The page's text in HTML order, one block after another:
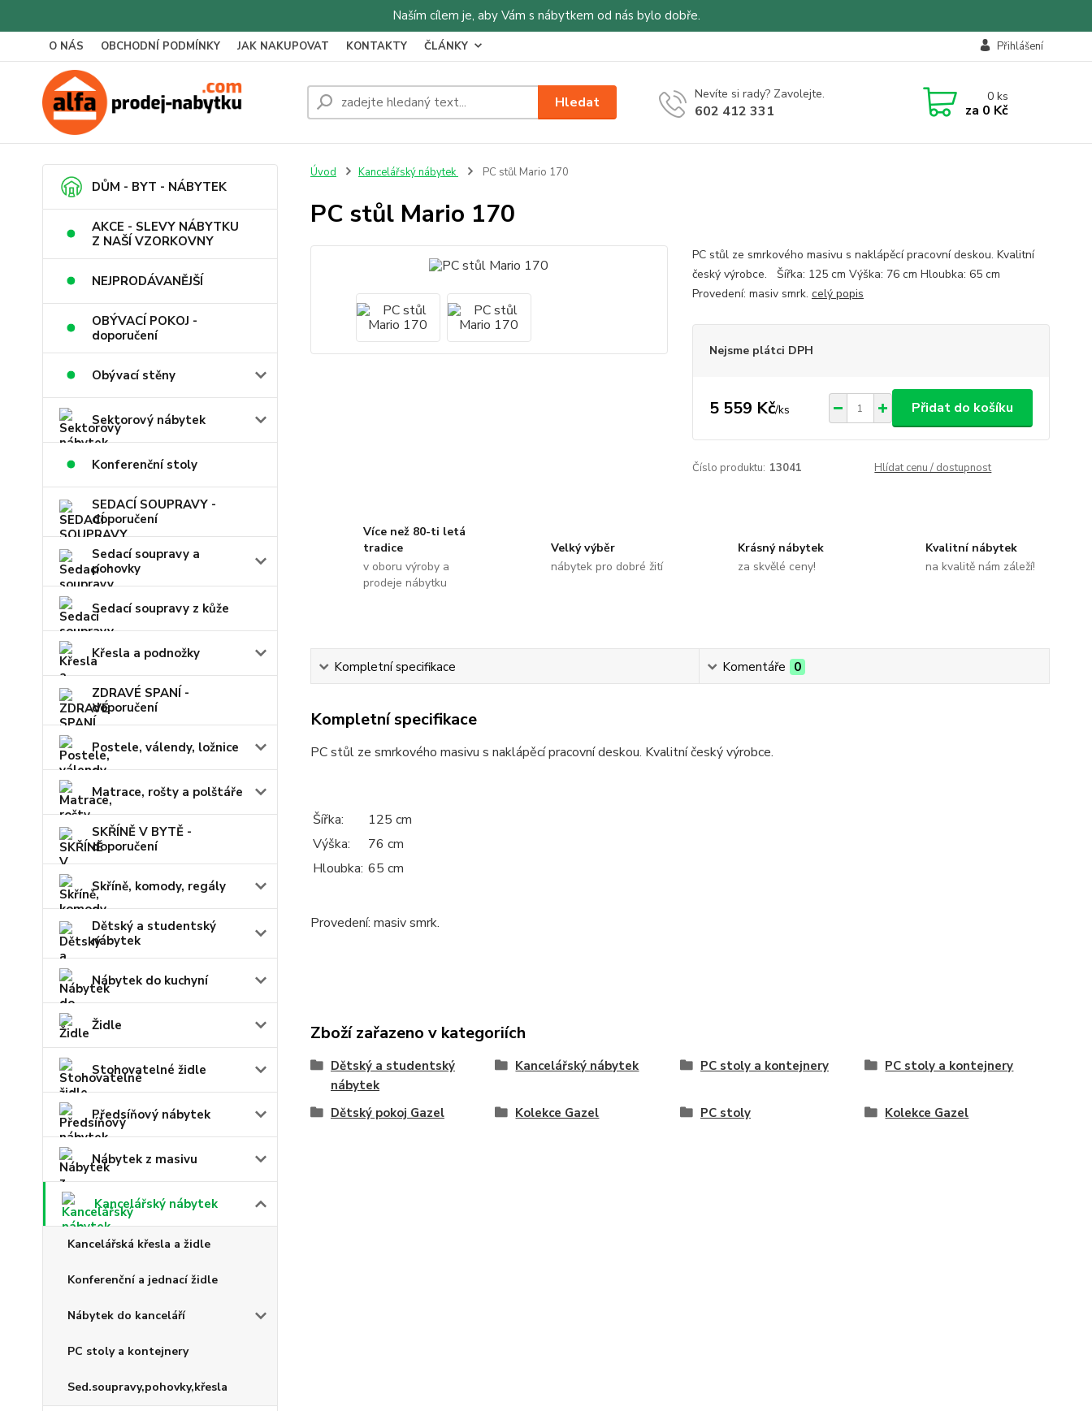
Naším cílem je, aby Vám s nábytkem od nás bylo dobře.
O NÁS OBCHODNÍ PODMÍNKY JAK NAKUPOVAT KONTAKTY ČLÁNKY Přihlášení
Hledat Nevíte si rady? Zavolejte.
602 412 331
0ks
za 0 Kč
DŮM - BYT - NÁBYTEK
AKCE - SLEVY NÁBYTKU
Z NAŠÍ VZORKOVNY
NEJPRODÁVANĚJŠÍ
OBÝVACÍ POKOJ -
doporučení
Obývací stěny
Sektorový nábytek
Konferenční stoly
SEDACÍ SOUPRAVY -
doporučení
Sedací soupravy a
pohovky
Sedací soupravy z kůže
Křesla a podnožky
ZDRAVÉ SPANÍ -
doporučení
Postele, válendy, ložnice
Matrace, rošty a polštáře
SKŘÍNĚ V BYTĚ -
doporučení
Skříně, komody, regály
Dětský a studentský
nábytek
Nábytek do kuchyní
Židle
Stohovatelné židle
Předsíňový nábytek
Nábytek z masivu
Kancelářský nábytek
Kancelářská křesla a židle
Konferenční a jednací židle
Nábytek do kanceláří
PC stoly a kontejnery
Sed.soupravy,pohovky,křesla
Úvod Kancelářský nábytek PC stůl Mario 170
PC stůl Mario 170
PC stůl ze smrkového masivu s naklápěcí pracovní deskou. Kvalitní
český výrobce. Šířka: 125 cm Výška: 76 cm Hloubka: 65 cm
Provedení: masiv smrk. celý popis
Nejsme plátci DPH
5 559 Kč/ks Přidat do košíku
Číslo produktu: 13041 Hlídat cenu / dostupnost
Více než 80-ti letá
tradice
v oboru výroby a
prodeje nábytku
Velký výběr
nábytek pro dobré žití
Krásný nábytek
za skvělé ceny!
Kvalitní nábytek
na kvalitě nám záleží!
Kompletní specifikace Komentáře 0
Kompletní specifikace
PC stůl ze smrkového masivu s naklápěcí pracovní deskou. Kvalitní český výrobce.
Šířka:
125 cm
Výška:
76 cm
Hloubka: 65 cm
Provedení: masiv smrk.
Zboží zařazeno v kategoriích
Dětský a studentský
nábytek
Kancelářský nábytek PC stoly a kontejnery PC stoly a kontejnery
Dětský pokoj Gazel Kolekce Gazel PC stoly Kolekce Gazel